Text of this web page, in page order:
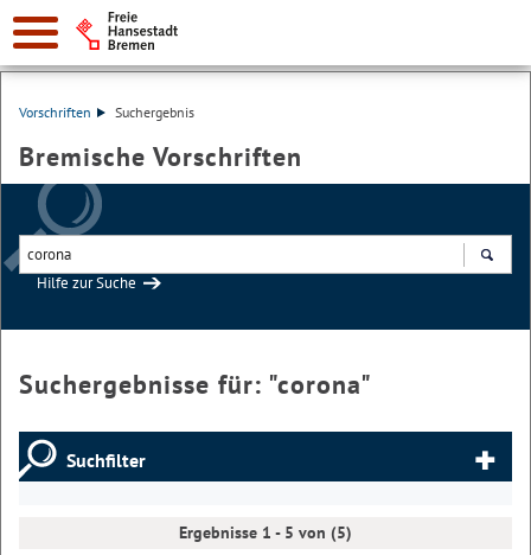
Vorschriften Suchergebnis
Bremische Vorschriften
Hilfe zur Suche
Suchergebnisse für: "corona"
Suchfilter
Ergebnisse 1 - 5 von (5)